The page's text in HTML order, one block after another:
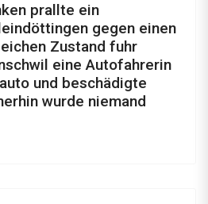
prallte ein
gegen einen
Zustand fuhr
eine Autofahrerin
und beschädigte
wurde niemand